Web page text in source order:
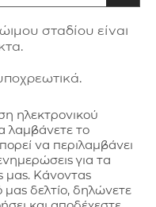
σταδίου είναι
ηλεκτρονικού
λαμβάνετε το
να περιλαμβάνει
για τα
μας. Κάνοντας
δελτίο, δηλώνετε